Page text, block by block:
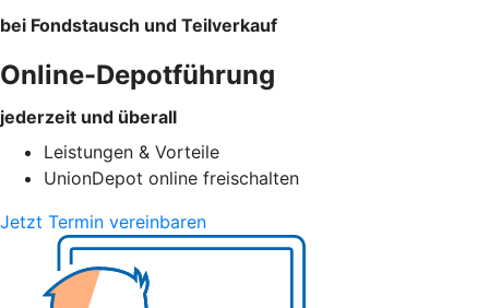
bei Fondstausch und Teilverkauf
Online-Depotführung
jederzeit und überall
Leistungen & Vorteile
UnionDepot online freischalten
Jetzt Termin vereinbaren